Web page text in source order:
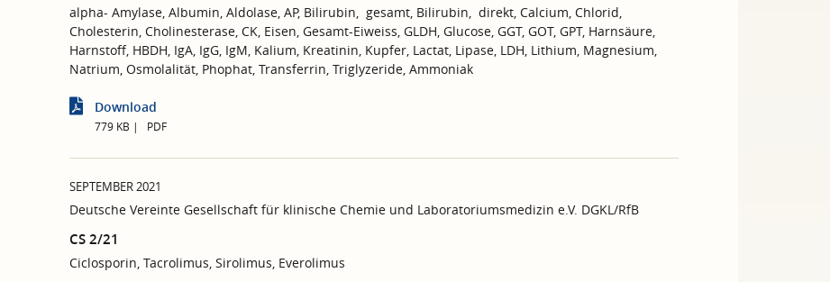
alpha- Amylase, Albumin, Aldolase, AP, Bilirubin, gesamt, Bilirubin, direkt, Calcium, Chlorid,
Cholesterin, Cholinesterase, CK, Eisen, Gesamt-Eiweiss, GLDH, Glucose, GGT, GOT, GPT, Harnsäure,
Harnstoff, HBDH, IgA, IgG, IgM, Kalium, Kreatinin, Kupfer, Lactat, Lipase, LDH, Lithium, Magnesium,
Natrium, Osmolalität, Phophat, Transferrin, Triglyzeride, Ammoniak
Download
779 KB PDF
SEPTEMBER 2021
Deutsche Vereinte Gesellschaft für klinische Chemie und Laboratoriumsmedizin e.V. DGKL/RfB
CS 2/21
Ciclosporin, Tacrolimus, Sirolimus, Everolimus